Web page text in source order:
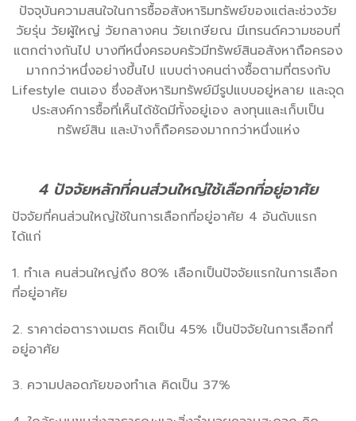
ปัจจุบันความสนใจในการซื้ออสังหาริมทรัพย์ของแต่ละช่วงวัย
วัยรุ่น วัยผู้ใหญ่ วัยกลางคน วัยเกษียณ มีเทรนด์ความชอบที่
แตกต่างกันไป บางทีหนึ่งครอบครัวมีทรัพย์สินอสังหาถือครอง
มากกว่าหนึ่งอย่างขึ้นไป แบบต่างคนต่างซื้อตามที่ตรงกับ
Lifestyle ตนเอง ซึ่งอสังหาริมทรัพย์มีรูปแบบอยู่หลาย และจุด
ประสงค์การซื้อที่เห็นได้ชัดมีทั้งอยู่เอง ลงทุนและเก็บเป็น
ทรัพย์สิน และบ้างก็ถือครองมากกว่าหนึ่งแห่ง
4 ปัจจัยหลักที่คนส่วนใหญ่ใช้เลือกที่อยู่อาศัย
ปัจจัยที่คนส่วนใหญ่ใช้ในการเลือกที่อยู่อาศัย 4 อันดับแรก
ได้แก่
1. ทำเล คนส่วนใหญ่ถึง 80% เลือกเป็นปัจจัยแรกในการเลือก
ที่อยู่อาศัย
2. ราคาต่อตารางเมตร คิดเป็น 45% เป็นปัจจัยในการเลือกที่
อยู่อาศัย
3. ความปลอดภัยของทำเล คิดเป็น 37%